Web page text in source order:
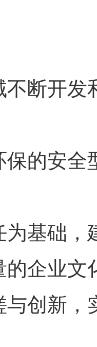
断开发
保的安
为基础
的企业文
创新，